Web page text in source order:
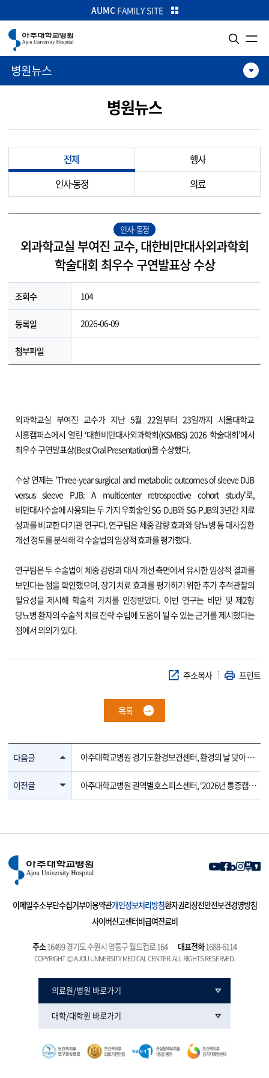
본문으로 가기
주메뉴로 가기
카피라이트로 가기
AUMCFAMILY SITE
병원뉴스
병원뉴스
전체
행사
인사·동정
의료
인사·동정
외과학교실 부여진 교수, 대한비만대사외과학회
학술대회 최우수 구연발표상 수상
조회수 104
등록일 2026-06-09
첨부파일
외과학교실 부여진 교수가 지난 5월 22일부터 23일까지 서울대학교
시흥캠퍼스에서 열린 ‘대한비만대사외과학회(KSMBS) 2026 학술대회’에서
최우수 구연발표상(Best Oral Presentation)을 수상했다.
수상 연제는 'Three-year surgical and metabolic outcomes of sleeve DJB
versus sleeve PJB: A multicenter retrospective cohort study'로,
비만대사수술에 사용되는 두 가지 우회술인 SG-DJB와 SG-PJB의 3년간 치료
성과를 비교한 다기관 연구다. 연구팀은 체중 감량 효과와 당뇨병 등 대사질환
개선 정도를 분석해 각 수술법의 임상적 효과를 평가했다.
연구팀은 두 수술법이 체중 감량과 대사 개선 측면에서 유사한 임상적 결과를
보인다는 점을 확인했으며, 장기 치료 효과를 평가하기 위한 추가 추적관찰의
필요성을 제시해 학술적 가치를 인정받았다. 이번 연구는 비만 및 제2형
당뇨병 환자의 수술적 치료 전략 수립에 도움이 될 수 있는 근거를 제시했다는
점에서 의의가 있다.
주소복사 프린트
목록
다음글
아주대학교병원 경기도환경보건센터, 환경의 날 맞아 도
민 참여형 기후행동 체험부스 운영
이전글
아주대학교병원 권역별호스피스센터, ‘2026년 통증캠페
인’ 개최
이메일주소무단수집거부이용약관개인정보처리방침환자권리장전안전보건경영방침
사이버신고센터비급여진료비
주소16499 경기도 수원시 영통구 월드컵로 164 대표전화1688-6114
COPYRIGHT Ⓒ AJOU UNIVERSITY MEDICAL CENTER. ALL RIGHTS RESERVED.
의료원/병원 바로가기
대학/대학원 바로가기